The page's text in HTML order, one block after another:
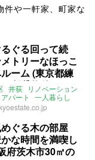
件や一軒家、町家な
ぐる回って続
トリーなほっこ
ーム (東京都練
賃貸物件)
井荻 リノベーション
アパート
一人暮らし
賃貸
ぐる木の部屋
な時間を満喫し
府茨木市30㎡の